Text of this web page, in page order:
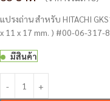
แปรงถ่าน สำหรับ HITACHI
x 11 x 17 mm. ) #00-06-317-
มีสินค้า